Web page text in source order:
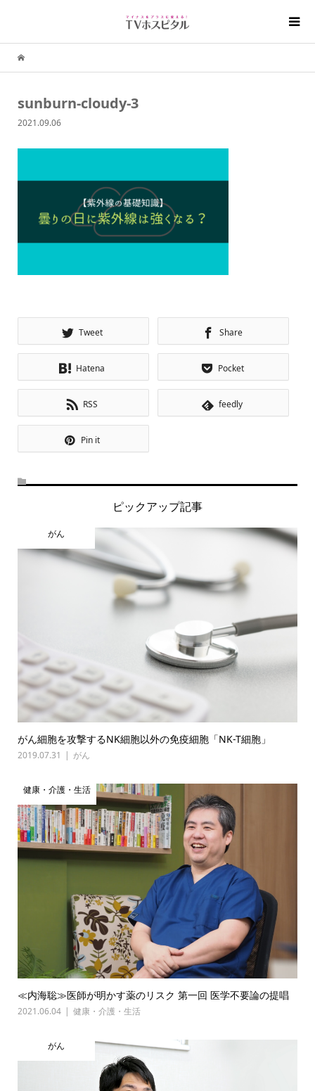
sunburn-cloudy-3
2021.09.06
Tweet Share
Hatena Pocket
RSS feedly
Pin it
ピックアップ記事
がん
がん細胞を攻撃するNK細胞以外の免疫細胞「NK-T細胞」
2019.07.31 がん
健康・介護・生活
≪内海聡≫医師が明かす薬のリスク 第一回 医学不要論の提唱
2021.06.04 健康・介護・生活
がん